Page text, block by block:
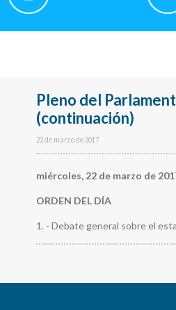
Pleno del
(continuación)
22 de marzo de 2017
miércoles, 22 de marzo de
ORDEN DEL DÍA
1. - Debate general sobre el